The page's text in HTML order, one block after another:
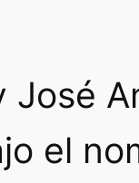
José
el